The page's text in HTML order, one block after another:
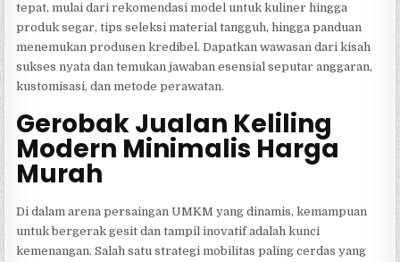
tepat, mulai dari rekomendasi model untuk kuliner hingga
produk segar, tips seleksi material tangguh, hingga panduan
menemukan produsen kredibel. Dapatkan wawasan dari kisah
sukses nyata dan temukan jawaban esensial seputar anggaran,
kustomisasi, dan metode perawatan.
Gerobak Jualan Keliling
Modern Minimalis Harga
Murah
Di dalam arena persaingan UMKM yang dinamis, kemampuan
untuk bergerak gesit dan tampil inovatif adalah kunci
kemenangan. Salah satu strategi mobilitas paling cerdas yang